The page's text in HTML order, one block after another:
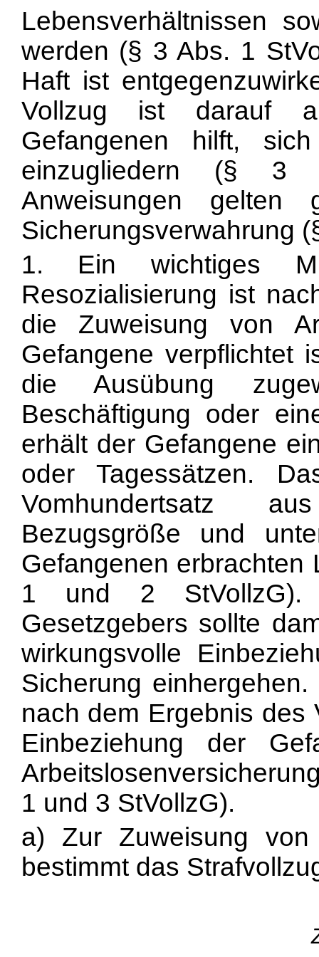
Lebensverhältnissen
werden (§ 3 Abs. 1
Haft ist
Vollzug ist darauf
Gefangenen hilft,
einzugliedern (§ 3
Anweisungen
gelten
Sicherungsverwahrung
1. Ein wichtiges
Resozialisierung ist
die Zuweisung von
Gefangene verpflichtet
die Ausübung
Beschäftigung oder
erhält der Gefangene
oder Tagessätzen.
Vomhundertsatz
Bezugsgröße und
Gefangenen erbrachten
1 und 2 StVollzG).
Gesetzgebers sollte
wirkungsvolle
Sicherung
nach dem Ergebnis des
Einbeziehung der
1 und 3 StVollzG).
a) Zur Zuweisung
bestimmt das